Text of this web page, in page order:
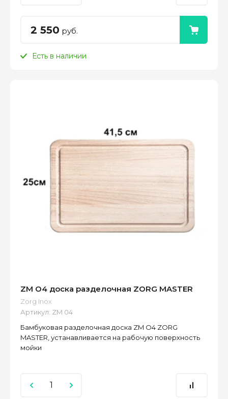
2 550 руб.
Есть в наличии
ZM O4 доска разделочная ZORG MASTER
Zorg Inox
Артикул: ZM 04
Бамбуковая разделочная доска ZM O4 ZORG
MASTER, устанавливается на рабочую поверхность
мойки